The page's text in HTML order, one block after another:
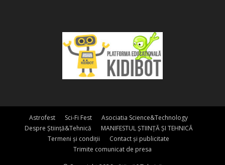
Astrofest Sci-Fi Fest
Asociatia Science&Technology
Despre Știință&Tehnică
MANIFESTUL ȘTIINȚĂ ȘI TEHNICĂ
Termeni și condiții
Contact și publicitate
Trimite comunicat de presa